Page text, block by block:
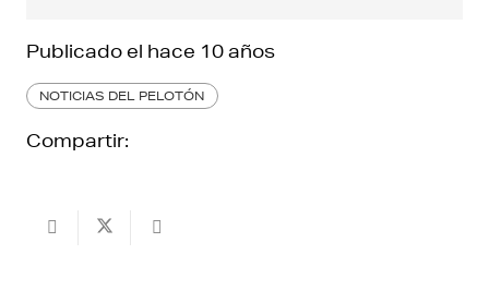
Publicado el hace 10 años
NOTICIAS DEL PELOTÓN
Compartir: